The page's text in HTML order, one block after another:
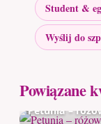
Student &
Wyślij do
Powiązane
Petunia –